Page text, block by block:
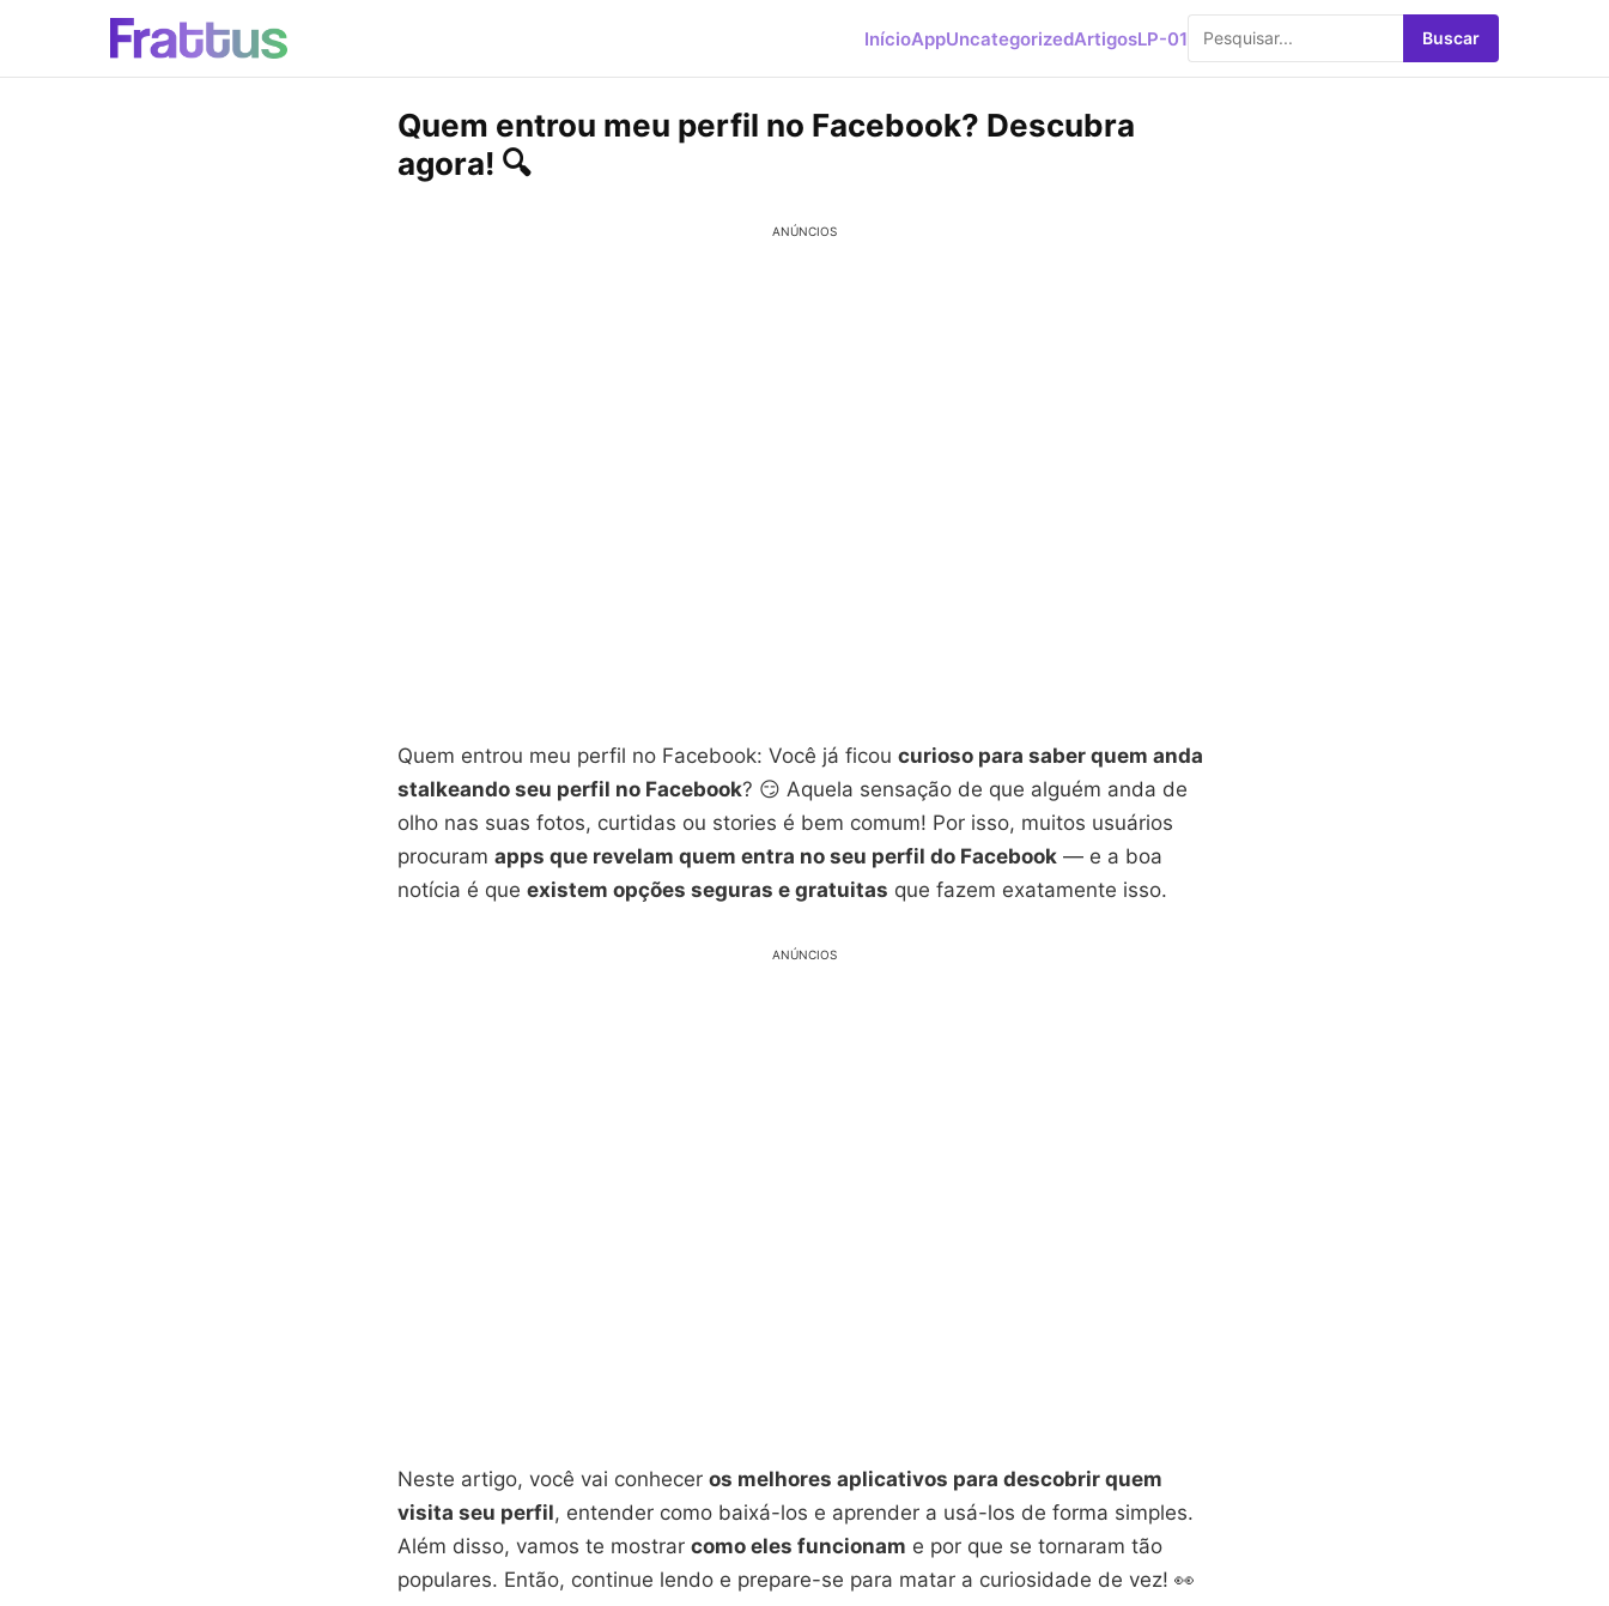
InícioAppUncategorizedArtigosLP-01 Buscar
Quem entrou meu perfil no Facebook? Descubra
agora! 🔍
ANÚNCIOS
Quem entrou meu perfil no Facebook: Você já ficou curioso para saber quem anda
stalkeando seu perfil no Facebook? 😏 Aquela sensação de que alguém anda de
olho nas suas fotos, curtidas ou stories é bem comum! Por isso, muitos usuários
procuram apps que revelam quem entra no seu perfil do Facebook — e a boa
notícia é que existem opções seguras e gratuitas que fazem exatamente isso.
ANÚNCIOS
Neste artigo, você vai conhecer os melhores aplicativos para descobrir quem
visita seu perfil, entender como baixá-los e aprender a usá-los de forma simples.
Além disso, vamos te mostrar como eles funcionam e por que se tornaram tão
populares. Então, continue lendo e prepare-se para matar a curiosidade de vez! 👀